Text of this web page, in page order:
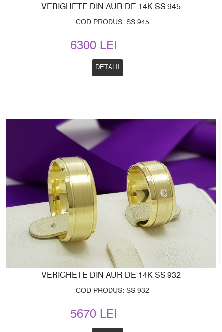
VERIGHETE DIN AUR DE 14K SS 945
COD PRODUS: SS 945
6300 LEI
DETALII
VERIGHETE DIN AUR DE 14K SS 932
COD PRODUS: SS 932
5670 LEI